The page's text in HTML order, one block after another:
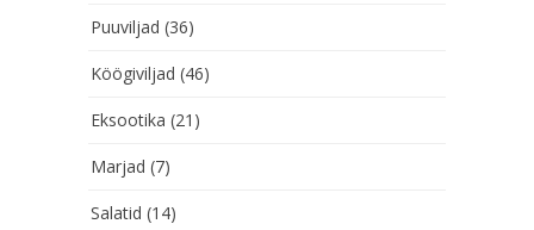
Puuviljad (36)
Köögiviljad (46)
Eksootika (21)
Marjad (7)
Salatid (14)